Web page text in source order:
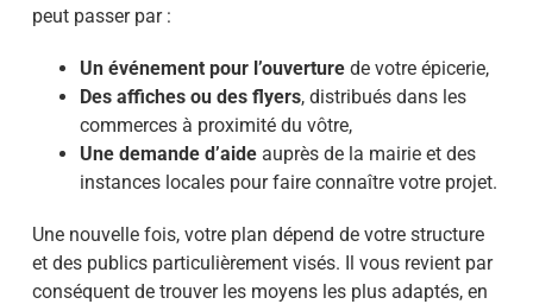
peut passer par :
Un événement pour l’ouverturede votre épicerie,
Des affiches ou des flyers, distribués dans les
commerces à proximité du vôtre,
Une demande d’aideauprès de la mairie et des
instances locales pour faire connaître votre projet.
Une nouvelle fois, votre plan dépend de votre structure
et des publics particulièrement visés. Il vous revient par
conséquent de trouver les moyens les plus adaptés, en